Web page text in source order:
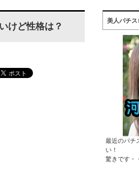
けど性格は？
美人パチス
最近のパチ
い！
驚きです・